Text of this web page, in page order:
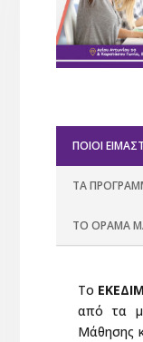
ΠΟΙΟΙ
ΤΑ
ΤΟ ΟΡΑΜΑ
Το
από τα
Μάθησης